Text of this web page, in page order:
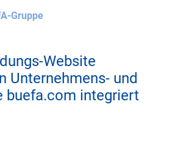
Gruppe
Website
Unternehmens- und
buefa.com integriert